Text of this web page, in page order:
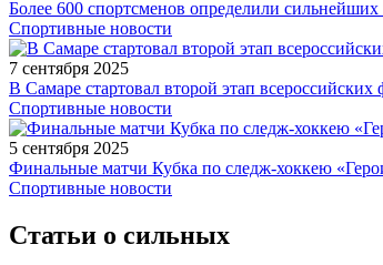
Более 600 спортсменов определили
Спортивные новости
7 сентября 2025
В Самаре стартовал второй этап
Спортивные новости
5 сентября 2025
Финальные матчи Кубка по следж-хоккею
Спортивные новости
Статьи о сильных